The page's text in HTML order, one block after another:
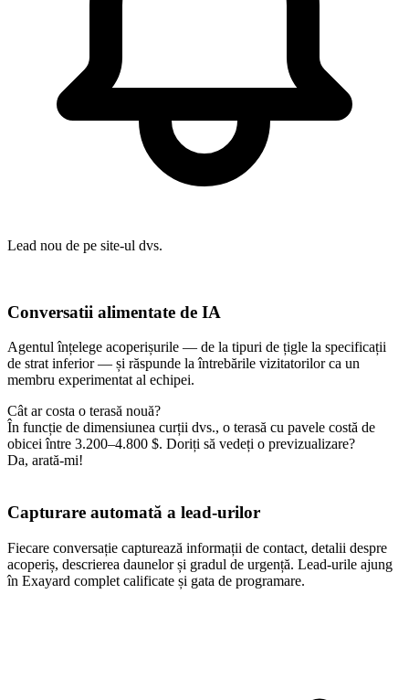
Lead nou de pe site-ul dvs.
Conversatii alimentate de IA
Agentul înțelege acoperișurile — de la tipuri de țigle la specificații
de strat inferior — și răspunde la întrebările vizitatorilor ca un
membru experimentat al echipei.
Cât ar costa o terasă nouă?
În funcție de dimensiunea curții dvs., o terasă cu pavele costă de
obicei între 3.200–4.800 $. Doriți să vedeți o previzualizare?
Da, arată-mi!
Capturare automată a lead-urilor
Fiecare conversație capturează informații de contact, detalii despre
acoperiș, descrierea daunelor și gradul de urgență. Lead-urile ajung
în Exayard complet calificate și gata de programare.